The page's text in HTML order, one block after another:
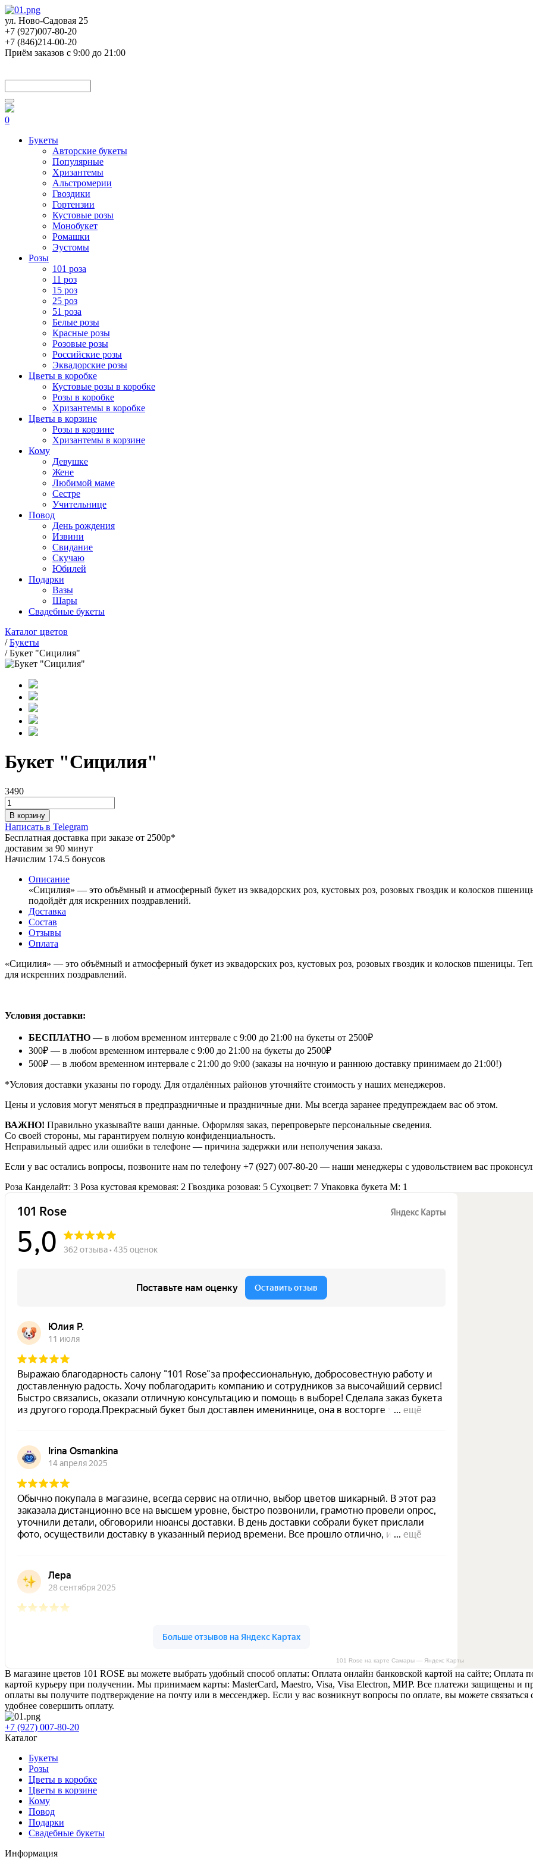
ул. Ново-Садовая 25
+7 (927)007-80-20
+7 (846)214-00-20
Приём заказов с 9:00 до 21:00
0
Букеты
Авторские букеты
Популярные
Хризантемы
Альстромерии
Гвоздики
Гортензии
Кустовые розы
Монобукет
Ромашки
Эустомы
Розы
101 роза
11 роз
15 роз
25 роз
51 роза
Белые розы
Красные розы
Розовые розы
Российские розы
Эквадорские розы
Цветы в коробке
Кустовые розы в коробке
Розы в коробке
Хризантемы в коробке
Цветы в корзине
Розы в корзине
Хризантемы в корзине
Кому
Девушке
Жене
Любимой маме
Сестре
Учительнице
Повод
День рождения
Извини
Свидание
Скучаю
Юбилей
Подарки
Вазы
Шары
Свадебные букеты
Каталог цветов
/Букеты
/Букет "Сицилия"
Букет "Сицилия"
3490
В корзину
Написать в Telegram
Бесплатная доставка при заказе от 2500р*
доставим за 90 минут
Начислим 174.5 бонусов
Описание
«Сицилия» — это объёмный и атмосферный букет из эквадорских роз, кустовых роз, розовых гвоздик и колосков
подойдёт для искренних поздравлений.
Доставка
Состав
Отзывы
Оплата
«Сицилия» — это объёмный и атмосферный букет из эквадорских роз, кустовых роз, розовых гвоздик и колосков пшеницы.
для искренних поздравлений.
Условия доставки:
БЕСПЛАТНО — в любом временном интервале с 9:00 до 21:00 на букеты от 2500₽
300₽ — в любом временном интервале с 9:00 до 21:00 на букеты до 2500₽
500₽ — в любом временном интервале с 21:00 до 9:00 (заказы на ночную и раннюю доставку принимаем до 21:00!)
*Условия доставки указаны по городу. Для отдалённых районов уточняйте стоимость у наших менеджеров.
Цены и условия могут меняться в предпраздничные и праздничные дни. Мы всегда заранее предупреждаем вас об этом.
ВАЖНО! Правильно указывайте ваши данные. Оформляя заказ, перепроверьте персональные сведения.
Со своей стороны, мы гарантируем полную конфиденциальность.
Неправильный адрес или ошибки в телефоне — причина задержки или неполучения заказа.
Если у вас остались вопросы, позвоните нам по телефону +7 (927) 007-80-20 — наши менеджеры с удовольствием вас
Роза Канделайт: 3 Роза кустовая кремовая: 2 Гвоздика розовая: 5 Сухоцвет: 7 Упаковка букета M: 1
101 Rose на карте Самары — Яндекс Карты
В магазине цветов 101 ROSE вы можете выбрать удобный способ оплаты: Оплата онлайн банковской картой на сайте;
картой курьеру при получении. Мы принимаем карты: MasterCard, Maestro, Visa, Visa Electron, МИР. Все платежи защищены и
оплаты вы получите подтверждение на почту или в мессенджер. Если у вас возникнут вопросы по оплате, вы можете
удобнее совершить оплату.
+7 (927) 007-80-20
Каталог
Букеты
Розы
Цветы в коробке
Цветы в корзине
Кому
Повод
Подарки
Свадебные букеты
Информация